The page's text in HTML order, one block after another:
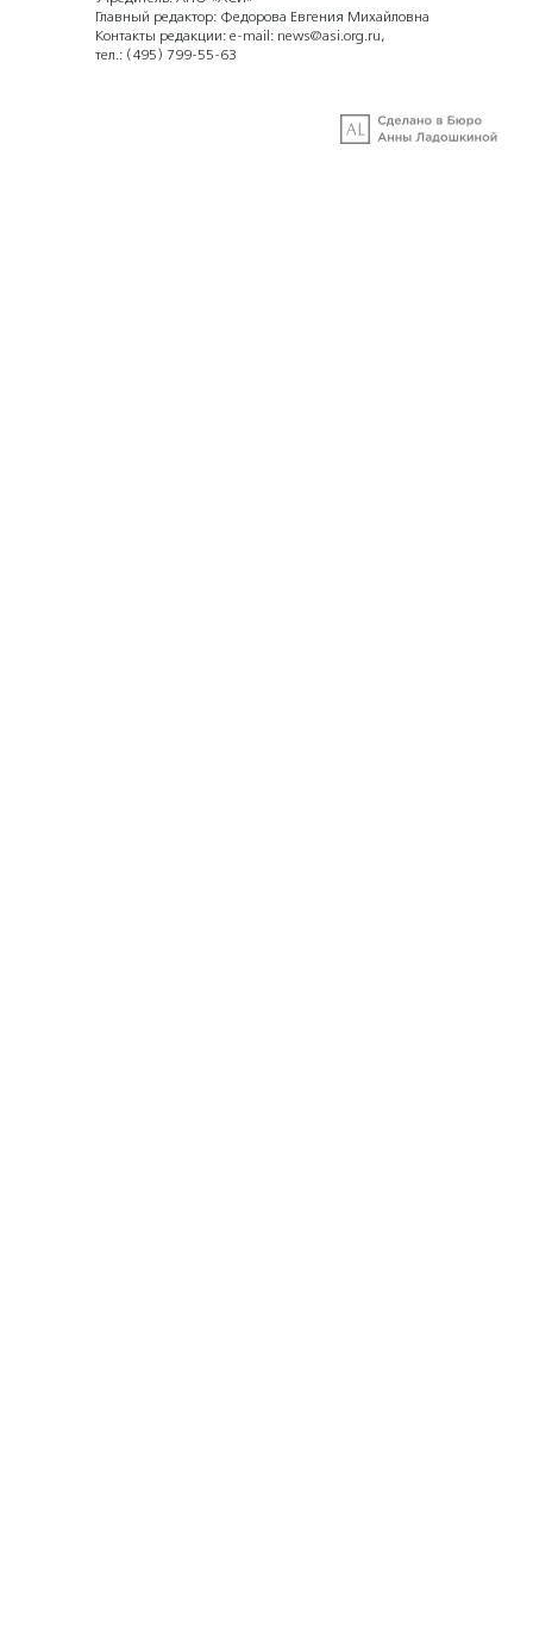
Главный редактор: Федорова Евгения Михайловна
Контакты редакции: e-mail: news@asi.org.ru,
тел.: (495) 799-55-63